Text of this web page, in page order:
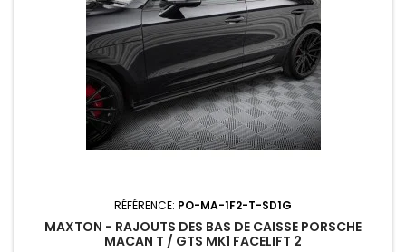
RÉFÉRENCE: PO-MA-1F2-T-SD1G
MAXTON - RAJOUTS DES BAS DE CAISSE PORSCHE
MACAN T / GTS MK1 FACELIFT 2